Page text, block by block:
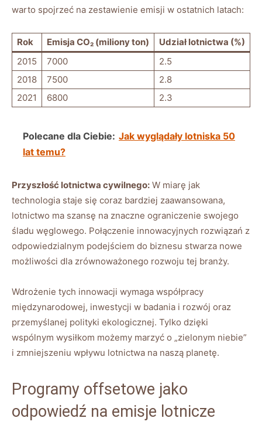
⁢warto spojrzeć na​ zestawienie ‌emisji ​w ostatnich latach:
Rok Emisja CO₂ (miliony ton)
Udział lotnictwa (%)
2015
7000
2.5
2018
7500
2.8
2021
6800 2.3
Polecane dla Ciebie: Jak wyglądały lotniska 50
lat temu?
Przyszłość lotnictwa cywilnego: ⁣W miarę jak
technologia staje się coraz bardziej zaawansowana,
lotnictwo ma szansę na znaczne ograniczenie swojego
śladu⁤ węglowego. Połączenie innowacyjnych rozwiązań z
odpowiedzialnym podejściem do biznesu stwarza⁤ nowe⁣
możliwości dla ​zrównoważonego rozwoju tej branży.
Wdrożenie tych innowacji wymaga współpracy
międzynarodowej, inwestycji w ⁤badania i⁣ rozwój‍ oraz
przemyślanej polityki ekologicznej. Tylko dzięki⁣
wspólnym wysiłkom możemy marzyć o „zielonym niebie”
i zmniejszeniu wpływu ⁢lotnictwa‌ na naszą ​planetę.
Programy offsetowe jako
odpowiedź na emisje lotnicze